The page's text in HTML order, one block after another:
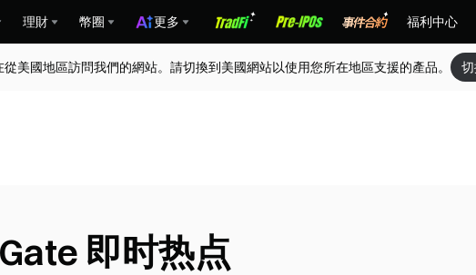
理財 幣圈 更多 福利中心
美國地區訪問我們的網站。請切換到美國網站以使用您所在地區支援的產品。
Gate 即时热点